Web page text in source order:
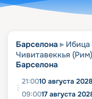
Барселона Ибица
Чивитавеккья (Рим)
Барселона
21:0010 августа 2028
09:0017 августа